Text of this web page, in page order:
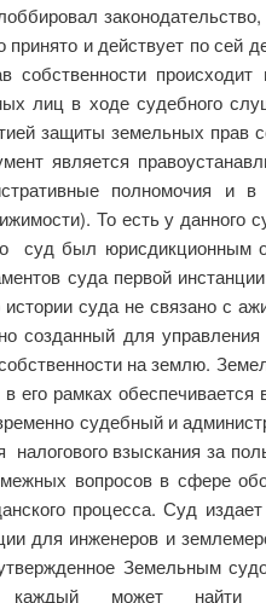
законодательство,
и действует по сей
происходит
лиц в ходе судебного
защиты земельных прав
является
полномочия и в
То есть у данного
суд был юрисдикционным
суда первой
суда не связано с
для управления
на землю.
рамках обеспечивается
судебный и
взыскания за
вопросов в сфере
процесса. Суд
для инженеров и
Земельным
может найти